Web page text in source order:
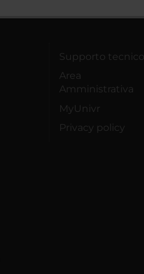
Supporto tecnico
Area
Amministrativa
MyUnivr
Privacy policy